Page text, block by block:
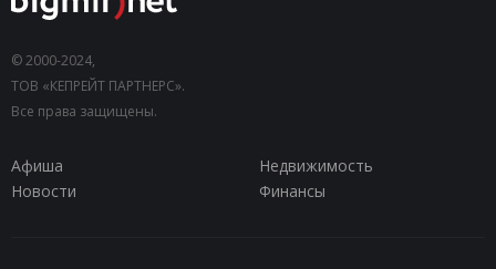
© 2000-2024,
ТОВ «КЕПРЕЙТ ПАРТНЕРС».
Все права защищены.
Афиша
Недвижимость
Новости
Финансы